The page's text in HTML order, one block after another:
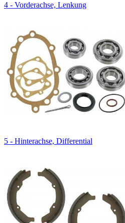
4 - Vorderachse, Lenkung
5 - Hinterachse, Differential